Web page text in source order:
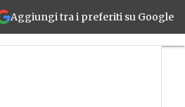
Aggiungi tra i preferiti su Google
stagflazione: il taglio del